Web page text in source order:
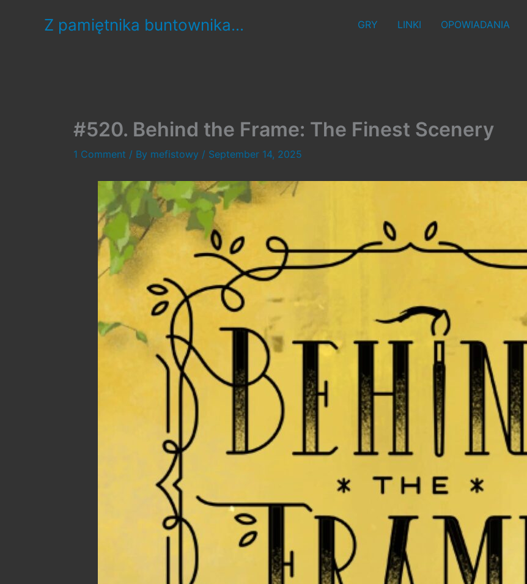
Z pamiętnika buntownika... GRY LINKI OPOWIADANIA
#520. Behind the Frame: The Finest Scenery
1 Comment / By mefistowy / September 14, 2025